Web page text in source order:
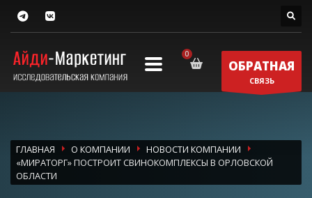
ОБРАТНАЯ
СВЯЗЬ
ГЛАВНАЯ О КОМПАНИИ
НОВОСТИ КОМПАНИИ
«МИРАТОРГ» ПОСТРОИТ СВИНОКОМПЛЕКСЫ В ОРЛОВСКОЙ
ОБЛАСТИ